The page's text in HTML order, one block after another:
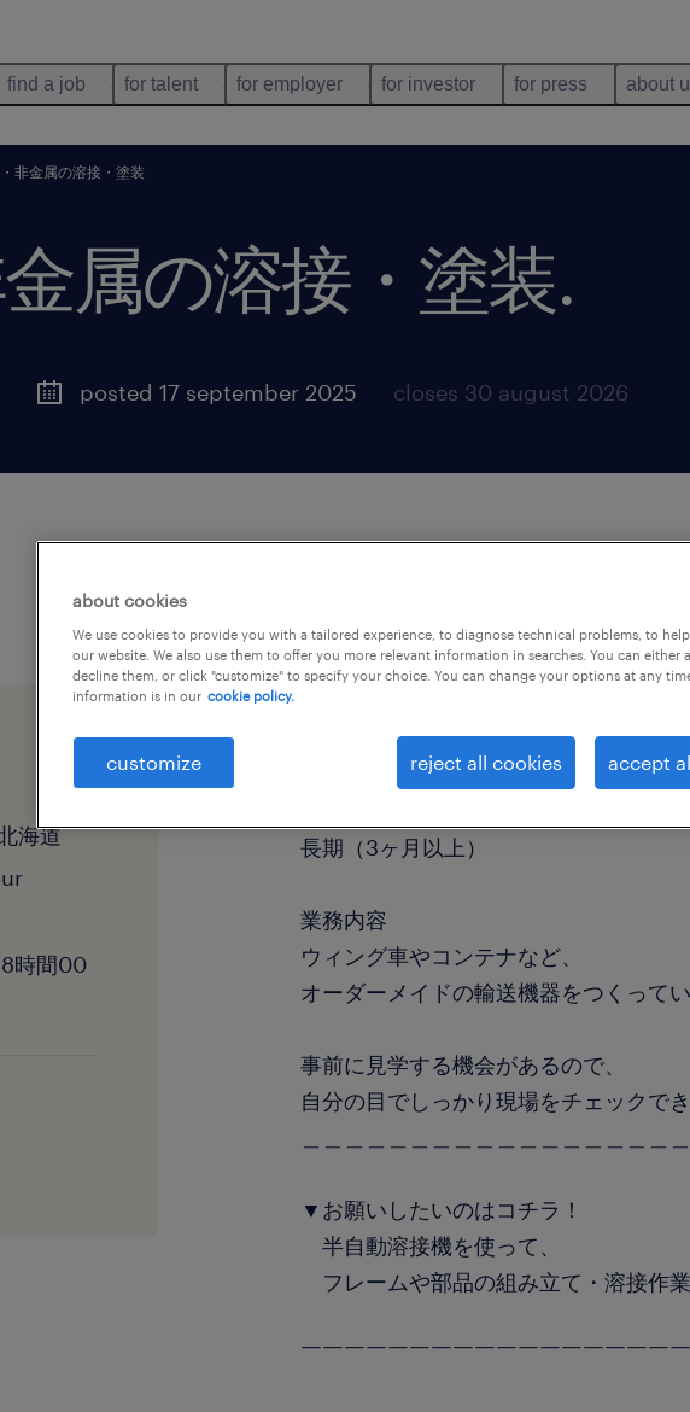
find a job for talent for employer for investor for press about
非金属の溶接・塗装
属の溶接・塗装.
posted 17 september 2025 closes 30 august 2026
海道
時間00
溶接・塗装
長期（3ヶ月以上）
業務内容
ウィング車やコンテナなど、
オーダーメイドの輸送機器をつくってい
事前に見学する機会があるので、
自分の目でしっかり現場をチェックで
▼お願いしたいのはコチラ！
半自動溶接機を使って、
フレームや部品の組み立て・溶接作業
￣￣￣￣￣￣￣￣￣￣￣￣￣￣￣￣￣
about cookies
We use cookies to provide you with a tailored experience, to diagnose technical problems, to
our website. We also use them to offer you more relevant information in searches. You can either
decline them, or click "customize" to specify your choice. You can change your options at any
information is in our cookie policy.
customize reject all cookies accept